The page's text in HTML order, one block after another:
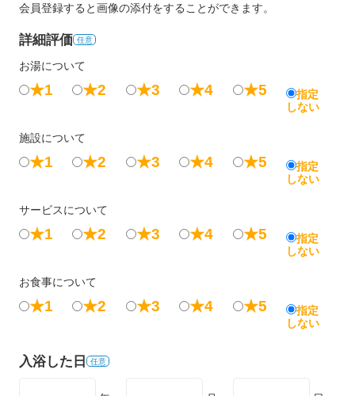
会員登録すると画像の添付をすることができます。
詳細評価 任意
お湯について
★1 ★2 ★3 ★4 ★5
指定
しない
施設について
★1 ★2 ★3 ★4 ★5
指定
しない
サービスについて
★1 ★2 ★3 ★4 ★5
指定
しない
お食事について
★1 ★2 ★3 ★4 ★5
指定
しない
入浴した日 任意